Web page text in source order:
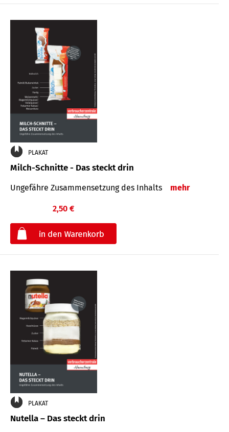
PLAKAT
Milch-Schnitte - Das steckt drin
Ungefähre Zu­sammen­setzung des Inhalts mehr
2,50 €
PLAKAT
Nutella – Das steckt drin